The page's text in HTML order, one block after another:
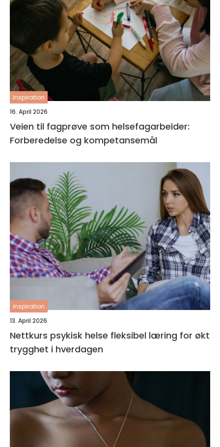
inspiration
16. April 2026
Veien til fagprøve som helsefagarbeider:
Forberedelse og kompetansemål
inspiration
13. April 2026
Nettkurs psykisk helse fleksibel læring for økt
trygghet i hverdagen